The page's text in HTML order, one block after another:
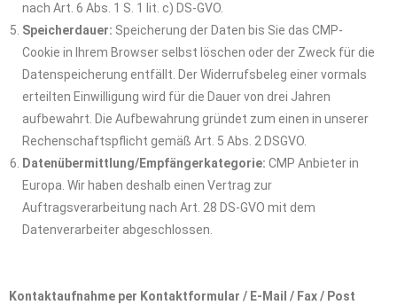
nach Art. 6 Abs. 1 S. 1 lit. c) DS-GVO.
Speicherdauer: Speicherung der Daten bis Sie das CMP-
Cookie in Ihrem Browser selbst löschen oder der Zweck für die
Datenspeicherung entfällt. Der Widerrufsbeleg einer vormals
erteilten Einwilligung wird für die Dauer von drei Jahren
aufbewahrt. Die Aufbewahrung gründet zum einen in unserer
Rechenschaftspflicht gemäß Art. 5 Abs. 2 DSGVO.
Datenübermittlung/Empfängerkategorie: CMP Anbieter in
Europa. Wir haben deshalb einen Vertrag zur
Auftragsverarbeitung nach Art. 28 DS-GVO mit dem
Datenverarbeiter abgeschlossen.
Kontaktaufnahme per Kontaktformular / E-Mail / Fax / Post